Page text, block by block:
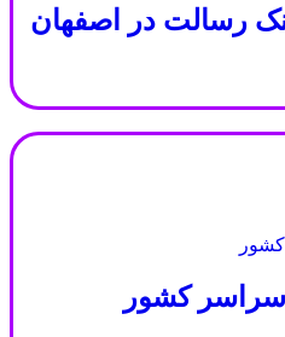
سراسر کشور